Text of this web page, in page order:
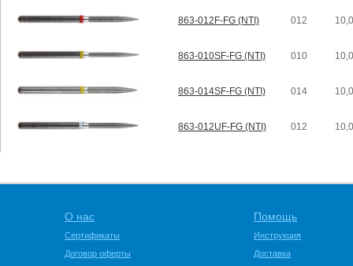
863-012F-FG (NTI) 012
863-010SF-FG (NTI) 010
863-014SF-FG (NTI) 014
863-012UF-FG (NTI) 012
О нас
Сертификаты
Договор оферты
Помощь
Инструкция
Доставка